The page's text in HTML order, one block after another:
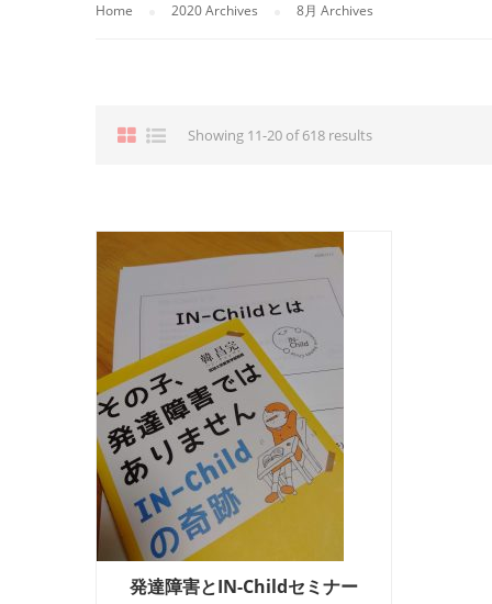
Home 2020 Archives 8月 Archives
Showing 11-20 of 618 results
発達障害とIN-Childセミナー